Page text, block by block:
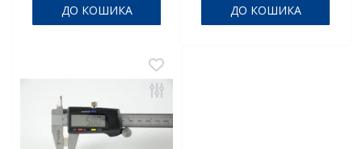
ДО КОШИКА ДО КОШИКА